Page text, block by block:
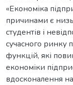
«Економіка
причинами є
студентів і
сучасного ринку
функцій, які
економіки
вдосконалення